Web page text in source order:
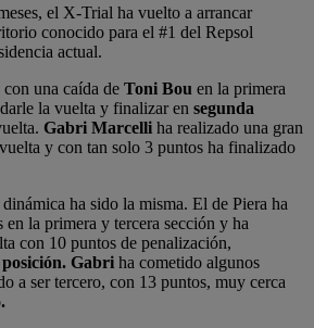
el X-Trial ha vuelto a arrancar
conocido para el #1 del Repsol
actual.
una caída de Toni Bou en la primera
la vuelta y finalizar en segunda
Gabri Marcelli ha realizado una gran
y con tan solo 3 puntos ha finalizado
ha sido la misma. El de Piera ha
en la primera y tercera sección y ha
con 10 puntos de penalización,
Gabri ha cometido algunos
a ser tercero, con 13 puntos, muy cerca